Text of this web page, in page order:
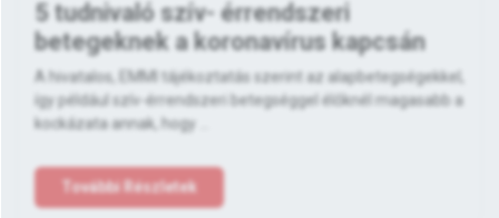
5 tudnivaló szív- érrendszeri
betegeknek a koronavírus kapcsán
A hivatalos, EMMI tájékoztatás szerint az alapbetegségekkel,
így például szív-érrendszeri betegséggel élőknél magasabb a
kockázata annak, hogy ...
További Részletek